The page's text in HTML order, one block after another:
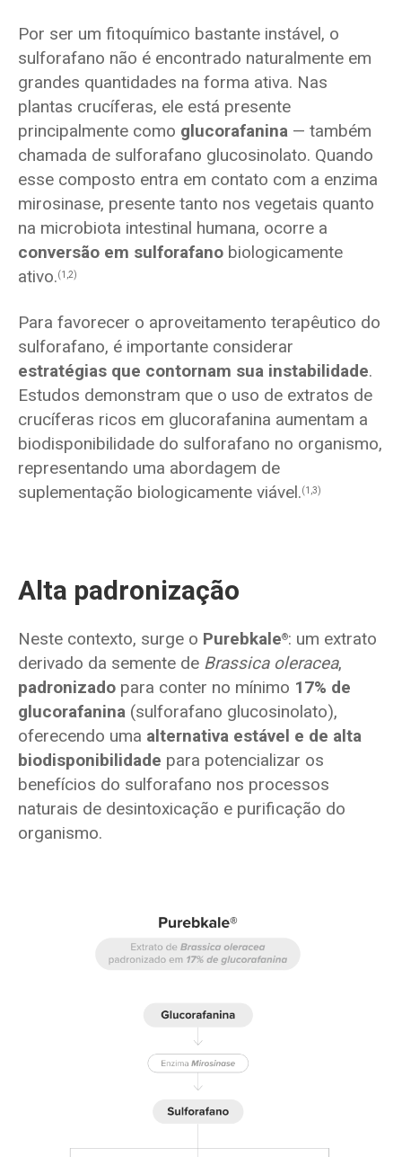
Por ser um fitoquímico bastante instável, o
sulforafano não é encontrado naturalmente em
grandes quantidades na forma ativa. Nas
plantas crucíferas, ele está presente
principalmente como glucorafanina — também
chamada de sulforafano glucosinolato. Quando
esse composto entra em contato com a enzima
mirosinase, presente tanto nos vegetais quanto
na microbiota intestinal humana, ocorre a
conversão em sulforafano biologicamente
ativo.(1,2)
Para favorecer o aproveitamento terapêutico do
sulforafano, é importante considerar
estratégias que contornam sua instabilidade.
Estudos demonstram que o uso de extratos de
crucíferas ricos em glucorafanina aumentam a
biodisponibilidade do sulforafano no organismo,
representando uma abordagem de
suplementação biologicamente viável.(1,3)
Alta padronização
Neste contexto, surge o Purebkale®: um extrato
derivado da semente de Brassica oleracea,
padronizado para conter no mínimo 17% de
glucorafanina (sulforafano glucosinolato),
oferecendo uma alternativa estável e de alta
biodisponibilidade para potencializar os
benefícios do sulforafano nos processos
naturais de desintoxicação e purificação do
organismo.